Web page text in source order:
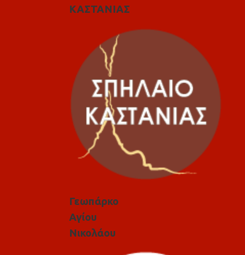
ΚΑΣΤΑΝΙΑΣ
Γεωπάρκο
Αγίου
Νικολάου